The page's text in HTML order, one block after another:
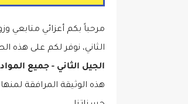
الثاني، نوفر لكم على
الجيل الثاني - جميع المواد